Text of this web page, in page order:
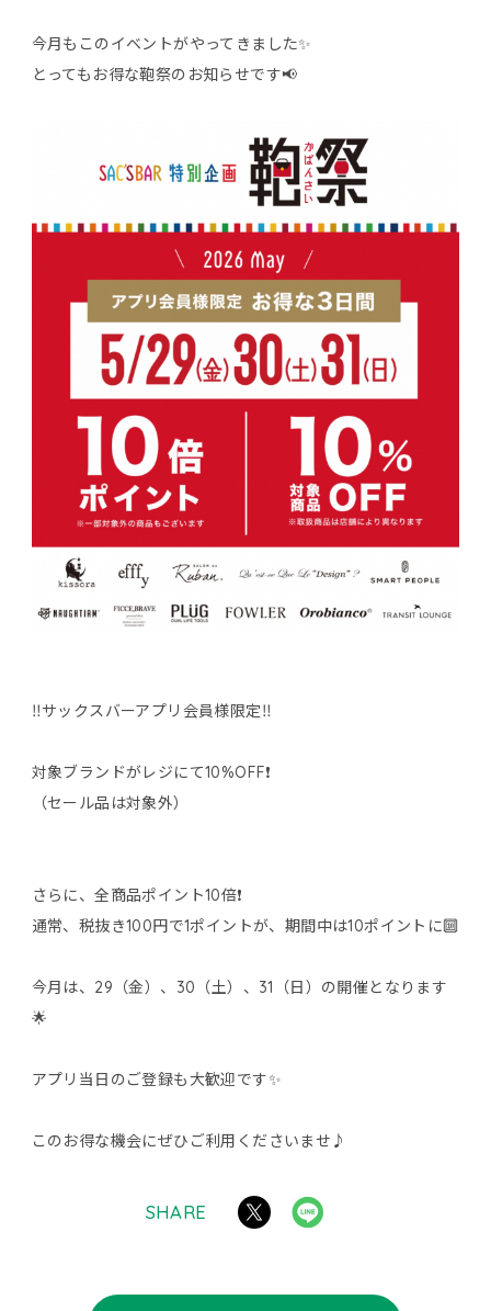
今月もこのイベントがやってきました✨
とってもお得な鞄祭のお知らせです📢
‼️サックスバーアプリ会員様限定‼️
対象ブランドがレジにて10%OFF❗️
（セール品は対象外）
さらに、全商品ポイント10倍❗️
通常、税抜き100円で1ポイントが、期間中は10ポイントに🔟
今月は、29（金）、30（土）、31（日）の開催となります
🌟
アプリ当日のご登録も大歓迎です✨
このお得な機会にぜひご利用くださいませ♪
SHARE